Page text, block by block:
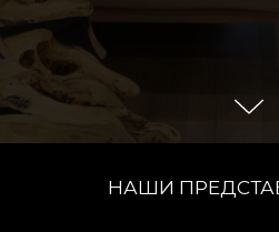
НАШИ